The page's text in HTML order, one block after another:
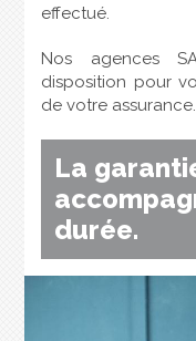
effectué.
Nos agences
disposition pour
de votre assurance.
La
durée.